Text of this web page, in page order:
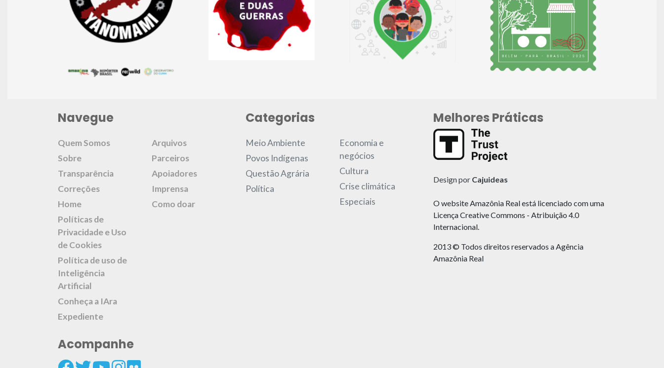
Navegue
Quem Somos
Sobre
Transparência
Correções
Home
Políticas de
Privacidade e Uso
de Cookies
Política de uso de
Inteligência
Artificial
Conheça a IAra
Expediente
Arquivos
Parceiros
Apoiadores
Imprensa
Como doar
Acompanhe
Categorias
Meio Ambiente
Povos Indígenas
Questão Agrária
Política
Economia e
negócios
Cultura
Crise climática
Especiais
Melhores Práticas
Design por Cajuideas
O website Amazônia Real está licenciado com uma
Licença Creative Commons - Atribuição 4.0
Internacional.
2013 © Todos direitos reservados a Agência
Amazônia Real